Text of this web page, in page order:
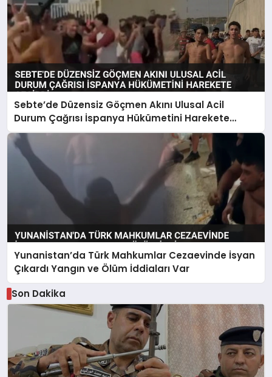
Sebte’de Düzensiz Göçmen Akını Ulusal Acil
Durum Çağrısı İspanya Hükümetini Harekete
Geçirdi
Yunanistan’da Türk Mahkumlar Cezaevinde İsyan
Çıkardı Yangın ve Ölüm İddiaları Var
Son Dakika